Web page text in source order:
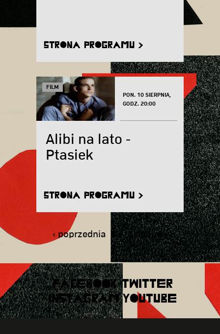
STRONA PROGRAMU >
FILM
Alibi na lato -
Ptasiek
PON. 10 SIERPNIA,
GODZ. 20:00
STRONA PROGRAMU >
‹ poprzednia 3 następna ›
FACEBOOK TWITTER
INSTAGRAM YOUTUBE